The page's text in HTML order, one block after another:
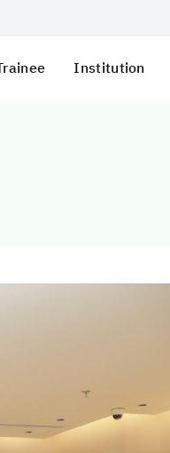
Institution